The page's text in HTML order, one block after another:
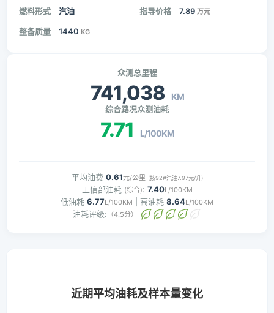
燃料形式 汽油 指导价格 7.89 万元
整备质量 1440 KG
众测总里程
741,038 KM
综合路况众测油耗
7.71 L/100KM
平均油费 0.61元/公里 (按92#汽油7.97元/升)
工信部油耗 (综合): 7.40L/100KM
低油耗 6.77L/100KM | 高油耗 8.64L/100KM
油耗评级: （4.5分）